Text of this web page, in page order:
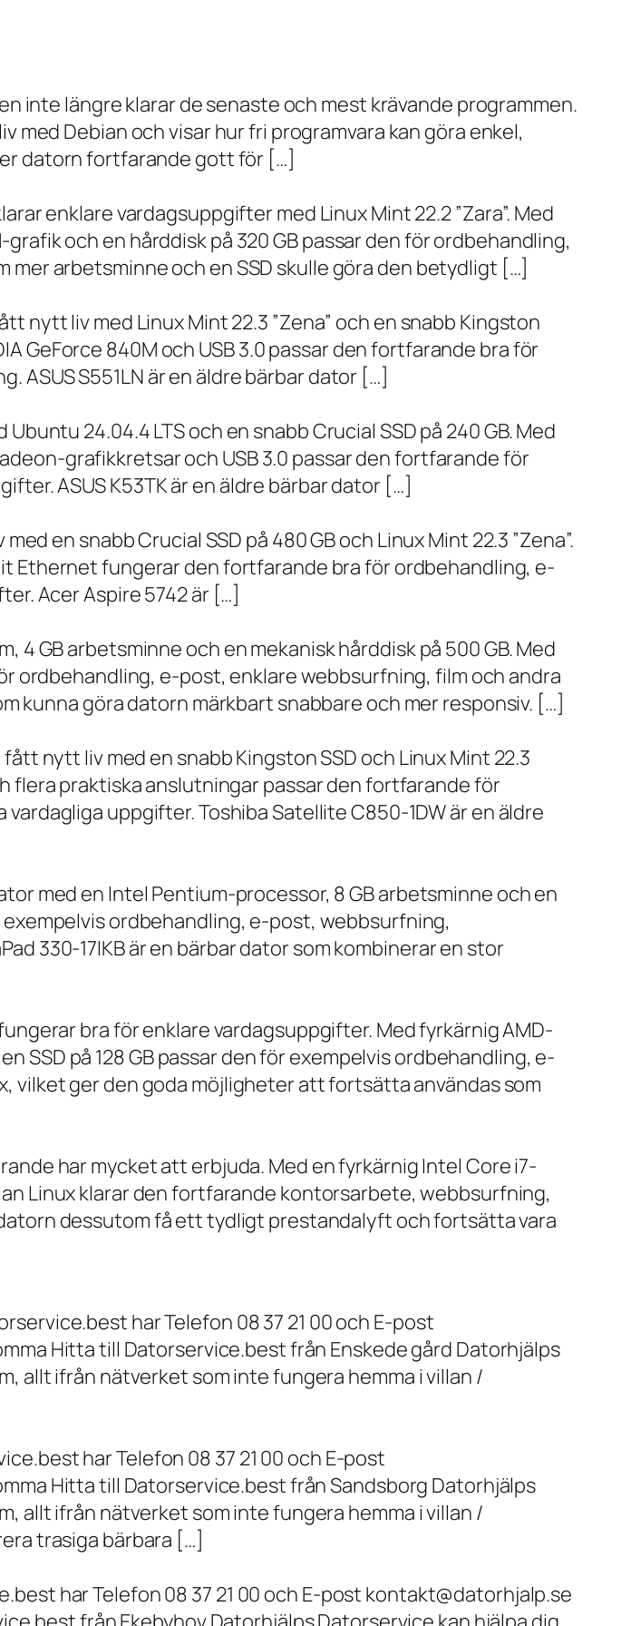
inte längre klarar de senaste och mest krävande programmen.
med Debian och visar hur fri programvara kan göra enkel,
datorn fortfarande gott för […]
enklare vardagsuppgifter med Linux Mint 22.2 ”Zara”. Med
och en hårddisk på 320 GB passar den för ordbehandling,
arbetsminne och en SSD skulle göra den betydligt […]
nytt liv med Linux Mint 22.3 ”Zena” och en snabb Kingston
GeForce 840M och USB 3.0 passar den fortfarande bra för
S551LN är en äldre bärbar dator […]
24.04.4 LTS och en snabb Crucial SSD på 240 GB. Med
grafikkretsar och USB 3.0 passar den fortfarande för
ASUS K53TK är en äldre bärbar dator […]
en snabb Crucial SSD på 480 GB och Linux Mint 22.3 ”Zena”.
Ethernet fungerar den fortfarande bra för ordbehandling, e-
Acer Aspire 5742 är […]
4 GB arbetsminne och en mekanisk hårddisk på 500 GB. Med
ordbehandling, e-post, enklare webbsurfning, film och andra
kunna göra datorn märkbart snabbare och mer responsiv. […]
nytt liv med en snabb Kingston SSD och Linux Mint 22.3
flera praktiska anslutningar passar den fortfarande för
uppgifter. Toshiba Satellite C850-1DW är en äldre
med en Intel Pentium-processor, 8 GB arbetsminne och en
exempelvis ordbehandling, e-post, webbsurfning,
330-17IKB är en bärbar dator som kombinerar en stor
bra för enklare vardagsuppgifter. Med fyrkärnig AMD-
SSD på 128 GB passar den för exempelvis ordbehandling, e-
vilket ger den goda möjligheter att fortsätta användas som
har mycket att erbjuda. Med en fyrkärnig Intel Core i7-
Linux klarar den fortfarande kontorsarbete, webbsurfning,
dessutom få ett tydligt prestandalyft och fortsätta vara
har Telefon 08 37 21 00 och E-post
Hitta till Datorservice.best från Enskede gård Datorhjälps
allt ifrån nätverket som inte fungera hemma i villan /
har Telefon 08 37 21 00 och E-post
Hitta till Datorservice.best från Sandsborg Datorhjälps
allt ifrån nätverket som inte fungera hemma i villan /
trasiga bärbara […]
har Telefon 08 37 21 00 och E-post kontakt@datorhjalp.se